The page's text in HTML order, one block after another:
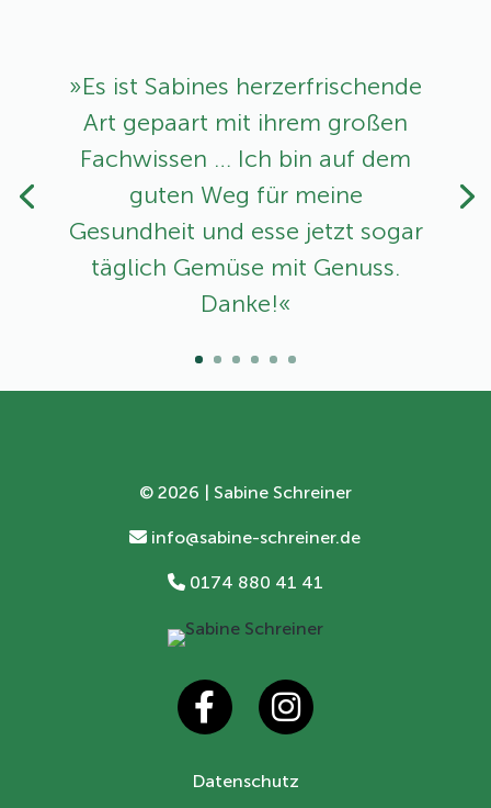
»Es ist Sabines herzerfrischende
Art ­gepaart mit ihrem großen
Fachwissen … Ich bin auf dem
guten Weg für meine
Gesundheit und esse jetzt sogar
täglich Gemüse mit Genuss.
Danke!«
© 2026 | Sabine Schreiner
info@sabine-schreiner.de
0174 880 41 41
Datenschutz